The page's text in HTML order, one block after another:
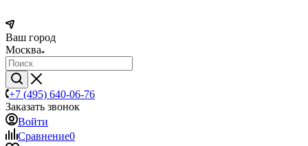
Ваш город
Москва
+7 (495) 640-06-76
Заказать звонок
Войти
Сравнение0